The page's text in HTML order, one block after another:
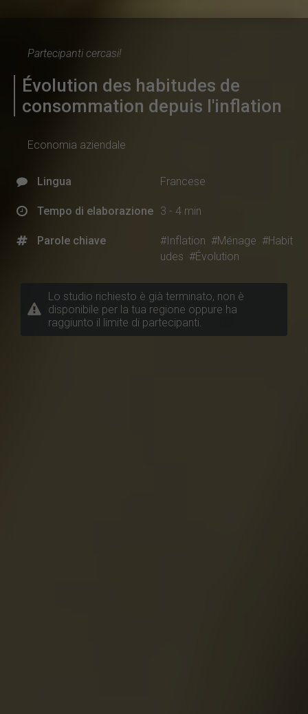
Partecipanti cercasi!
Évolution des habitudes de
consommation depuis l'inflation
Economia aziendale
Lingua Francese
Tempo di elaborazione 3 - 4 min
Parole chiave #Inflation #Ménage #Habit
udes #Évolution
Lo studio richiesto è già terminato, non è
disponibile per la tua regione oppure ha
raggiunto il limite di partecipanti.